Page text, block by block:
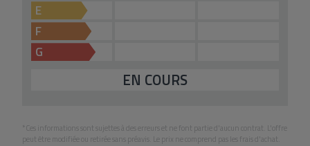
E
F
G
EN COURS
*Ces informations sont sujettes à des erreurs et ne font partie d'aucun contrat. L'offre
peut être modifiée ou retirée sans préavis. Le prix ne comprend pas les frais d'achat.